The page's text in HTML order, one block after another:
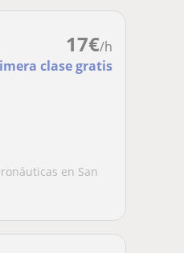
17€/h
clase gratis
en San